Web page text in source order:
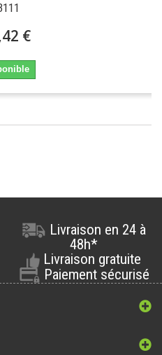
€
Livraison en 24 à
48h*
Livraison gratuite
Paiement sécurisé